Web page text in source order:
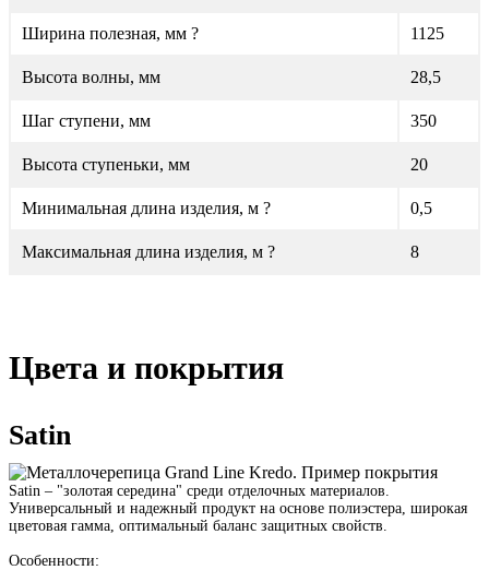
Ширина полезная, мм ? 1125
Высота волны, мм 28,5
Шаг ступени, мм 350
Высота ступеньки, мм 20
Минимальная длина изделия, м ? 0,5
Максимальная длина изделия, м ? 8
Цвета и покрытия
Satin
Satin – "золотая середина" среди отделочных материалов.
Универсальный и надежный продукт на основе полиэстера, широкая
цветовая гамма, оптимальный баланс защитных свойств.
Особенности: